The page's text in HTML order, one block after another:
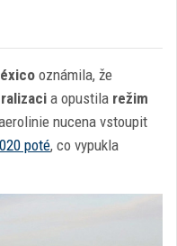
oznámila, že
a opustila režim
nucena vstoupit
poté, co vypukla